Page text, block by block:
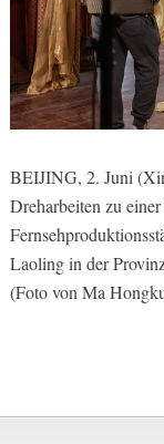
BEIJING, 2. Juni
Dreharbeiten zu
Laoling in der
(Foto von Ma